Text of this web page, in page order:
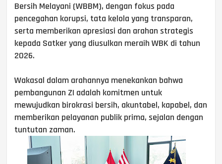
Bersih Melayani (WBBM), dengan fokus pada
pencegahan korupsi, tata kelola yang transparan,
serta memberikan apresiasi dan arahan strategis
kepada Satker yang diusulkan meraih WBK di tahun
2026.
Wakasal dalam arahannya menekankan bahwa
pembangunan ZI adalah komitmen untuk
mewujudkan birokrasi bersih, akuntabel, kapabel, dan
memberikan pelayanan publik prima, sejalan dengan
tuntutan zaman.